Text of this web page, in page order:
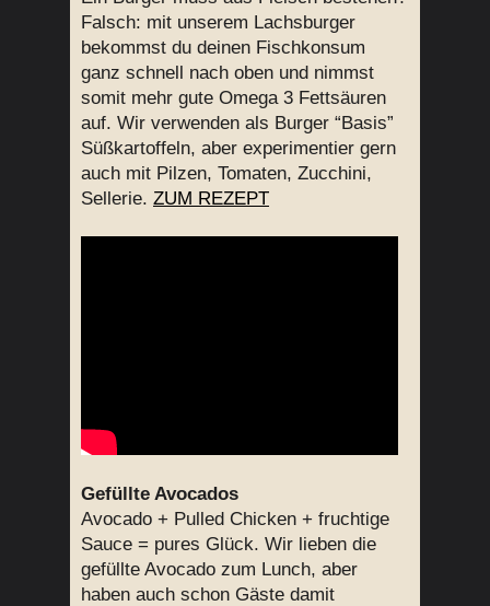
Falsch: mit unserem Lachsburger
bekommst du deinen Fischkonsum
ganz schnell nach oben und nimmst
somit mehr gute Omega 3 Fettsäuren
auf. Wir verwenden als Burger “Basis”
Süßkartoffeln, aber experimentier gern
auch mit Pilzen, Tomaten, Zucchini,
Sellerie. ZUM REZEPT
Gefüllte Avocados
Avocado + Pulled Chicken + fruchtige
Sauce = pures Glück. Wir lieben die
gefüllte Avocado zum Lunch, aber
haben auch schon Gäste damit